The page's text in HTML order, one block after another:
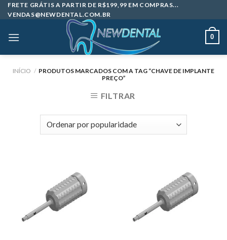
Skip
to
FRETE GRÁTIS A PARTIR DE R$199,99 EM COMPRAS...
VENDAS@NEWDENTAL.COM.BR
0
INÍCIO / PRODUTOS MARCADOS COM A TAG “CHAVE DE IMPLANTE
PREÇO”
FILTRAR